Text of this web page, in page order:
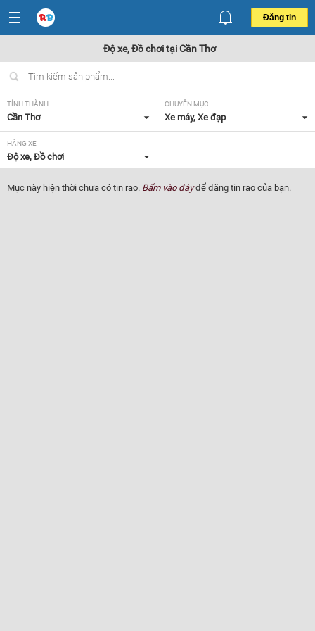
Đăng tin
Độ xe, Đồ chơi tại Cần Thơ
TỈNH THÀNH
Cần Thơ
CHUYÊN MỤC
Xe máy, Xe đạp
HÃNG XE
Độ xe, Đồ chơi
Mục này hiện thời chưa có tin rao. Bấm vào đâyđể đăng tin rao của bạn.